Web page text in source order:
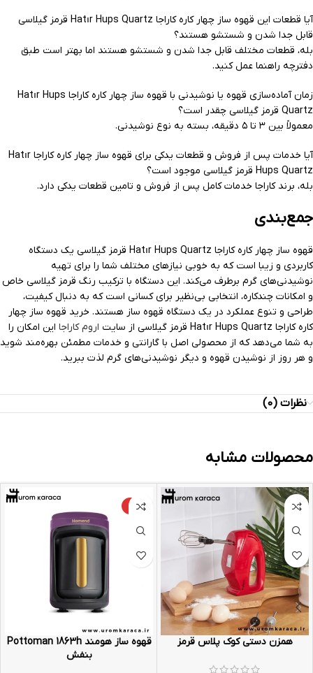
آیا قطعات این قهوه ساز چهار کاره کاراجا Hatır Hups Quartz قرمز گیلاسی
قابل جدا شدن و شستشو هستند؟
بله، قطعات مختلف قابل جدا شدن و شستشو هستند اما بهتر است طبق
دفترچه راهنما عمل کنید.
زمان آماده‌سازی قهوه یا نوشیدنی با قهوه ساز چهار کاره کاراجا Hatır Hups
Quartz قرمز گیلاسی چقدر است؟
معمولاً بین ۳ تا ۵ دقیقه، بسته به نوع نوشیدنی.
آیا خدمات پس از فروش و قطعات یدکی برای قهوه ساز چهار کاره کاراجا Hatır
Hups Quartz قرمز گیلاسی موجود است؟
بله، برند کاراجا خدمات کامل پس از فروش و تامین قطعات یدکی دارد.
جمع‌بندی
قهوه ساز چهار کاره کاراجا Hatır Hups Quartz قرمز گیلاسی یک دستگاه
کاربردی و زیبا است که به خوبی نیازهای مختلف شما را برای تهیه
نوشیدنی‌های گرم برطرف می‌کند. این دستگاه با ترکیب رنگ قرمز گیلاسی خاص
و امکانات چندکاره، انتخابی بی‌نظیر برای کسانی است که به دنبال کیفیت،
طراحی و تنوع عملکرد در یک دستگاه قهوه ساز هستند. خرید قهوه ساز چهار
کاره کاراجا Hatır Hups Quartz قرمز گیلاسی از سایت
اروم کاراجا این امکان را
به شما می‌دهد که از محصولی اصل با گارانتی و خدمات مطمئن بهره‌مند شوید
و هر روز از نوشیدن قهوه و دیگر نوشیدنی‌های گرم لذت ببرید.
نظرات (0)
محصولات مشابه
همزن دستی کوک پلاس قرمز
-9%
قهوه ساز هومند Pottoman 1863h
بنفش